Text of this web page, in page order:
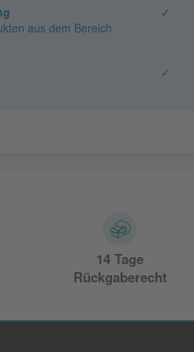
aus dem Bereich
✓
✓
14 Tage
Rückgaberecht